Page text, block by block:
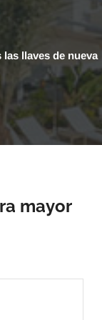
llaves de nueva
mayor